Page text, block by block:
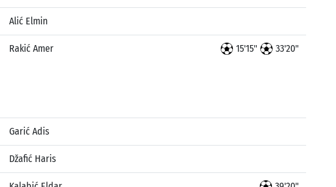
Alić Elmin
Rakić Amer 15'15" 33'20"
Garić Adis
Džafić Haris